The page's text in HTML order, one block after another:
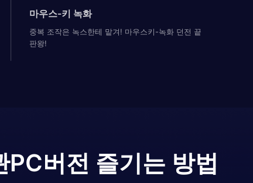
마우스-키 녹화
중복 조작은 녹스한테 맡겨! 마우스키-녹화 던전 끝
판왕!
PC버전 즐기는 방법